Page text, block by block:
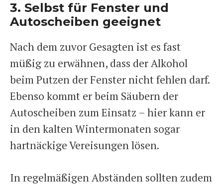
3. Selbst für Fenster und
Autoscheiben geeignet
Nach dem zuvor Gesagten ist es fast
müßig zu erwähnen, dass der Alkohol
beim Putzen der Fenster nicht fehlen darf.
Ebenso kommt er beim Säubern der
Autoscheiben zum Einsatz – hier kann er
in den kalten Wintermonaten sogar
hartnäckige Vereisungen lösen.
In regelmäßigen Abständen sollten zudem